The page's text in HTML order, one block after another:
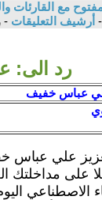
مع القارئات
- أرشيف التعليقات -
رد الى:
عباس خفيف
علي عباس
على مداخلتك
الاصطناعي